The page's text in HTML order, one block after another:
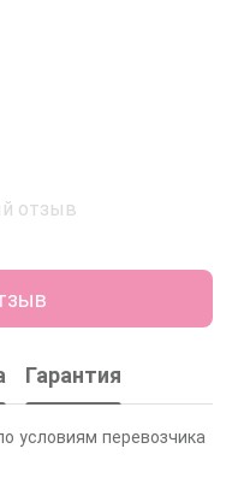
отзыв
Гарантия
условиям перевозчика